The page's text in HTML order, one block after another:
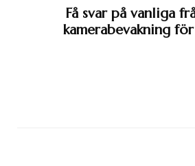
Få svar på vanliga
kamerabevakning